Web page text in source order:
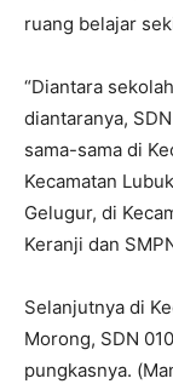
ruang belajar
“Diantara
diantaranya,
sama-sama di
Kecamatan
Gelugur, di
Keranji dan
Selanjutnya di
Morong, SDN
pungkasnya.